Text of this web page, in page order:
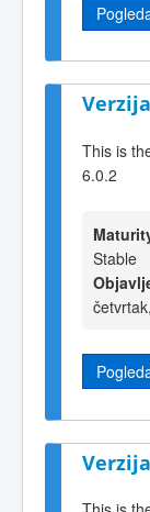
This is
6.0.2
Stable